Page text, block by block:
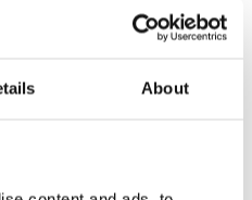
About
kunnen